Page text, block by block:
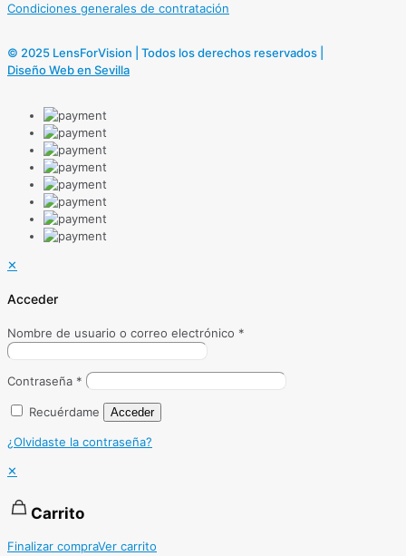
Condiciones generales de contratación
© 2025 LensForVision | Todos los derechos reservados |
Diseño Web en Sevilla
✕
Acceder
Nombre de usuario o correo electrónico *
Contraseña *
Recuérdame Acceder
¿Olvidaste la contraseña?
✕
Carrito
Finalizar compraVer carrito